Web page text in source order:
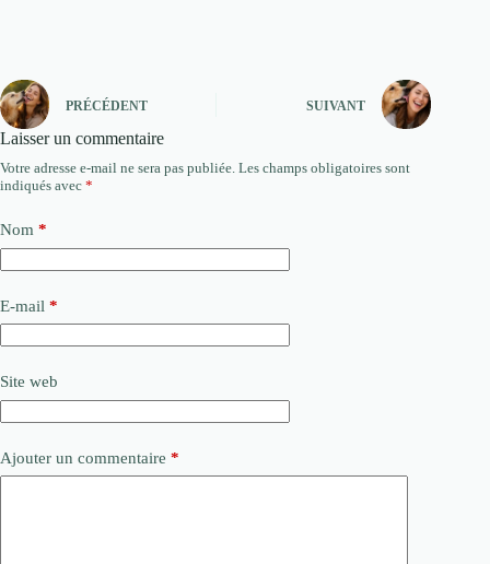
PRÉCÉDENT SUIVANT
Laisser un commentaire
Votre adresse e-mail ne sera pas publiée. Les champs obligatoires sont
indiqués avec *
Nom *
E-mail *
Site web
Ajouter un commentaire *